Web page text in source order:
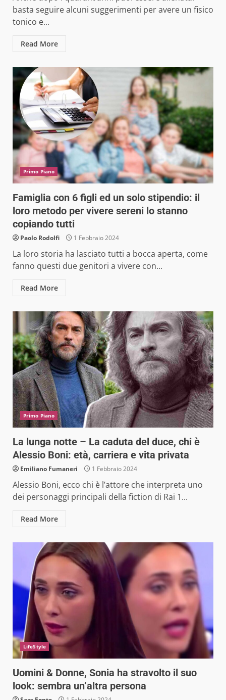
basta seguire alcuni suggerimenti per avere un fisico
tonico e...
Read More
Primo Piano
Famiglia con 6 figli ed un solo stipendio: il
loro metodo per vivere sereni lo stanno
copiando tutti
Paolo Rodolfi 1 Febbraio 2024
La loro storia ha lasciato tutti a bocca aperta, come
fanno questi due genitori a vivere con...
Read More
Primo Piano
La lunga notte – La caduta del duce, chi è
Alessio Boni: età, carriera e vita privata
Emiliano Fumaneri 1 Febbraio 2024
Alessio Boni, ecco chi è l’attore che interpreta uno
dei personaggi principali della fiction di Rai 1...
Read More
LifeStyle
Uomini & Donne, Sonia ha stravolto il suo
look: sembra un’altra persona